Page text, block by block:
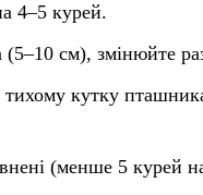
4–5 курей.
см), змінюйте
кутку
(менше 5 курей